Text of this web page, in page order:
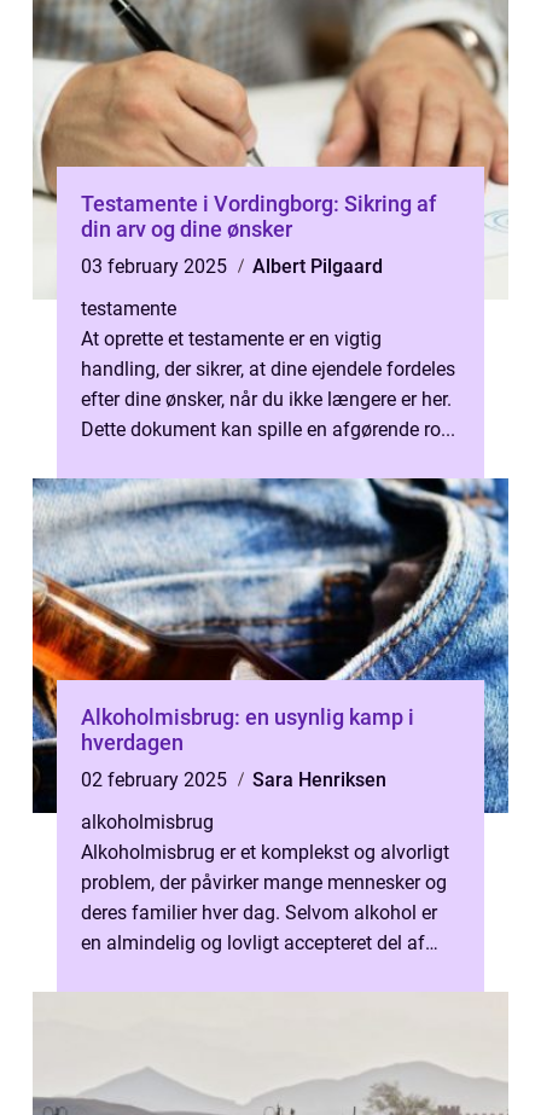
Testamente i Vordingborg: Sikring af
din arv og dine ønsker
03 february 2025
Albert Pilgaard
testamente
At oprette et testamente er en vigtig
handling, der sikrer, at dine ejendele fordeles
efter dine ønsker, når du ikke længere er her.
Dette dokument kan spille en afgørende ro...
Alkoholmisbrug: en usynlig kamp i
hverdagen
02 february 2025
Sara Henriksen
alkoholmisbrug
Alkoholmisbrug er et komplekst og alvorligt
problem, der påvirker mange mennesker og
deres familier hver dag. Selvom alkohol er
en almindelig og lovligt accepteret del af